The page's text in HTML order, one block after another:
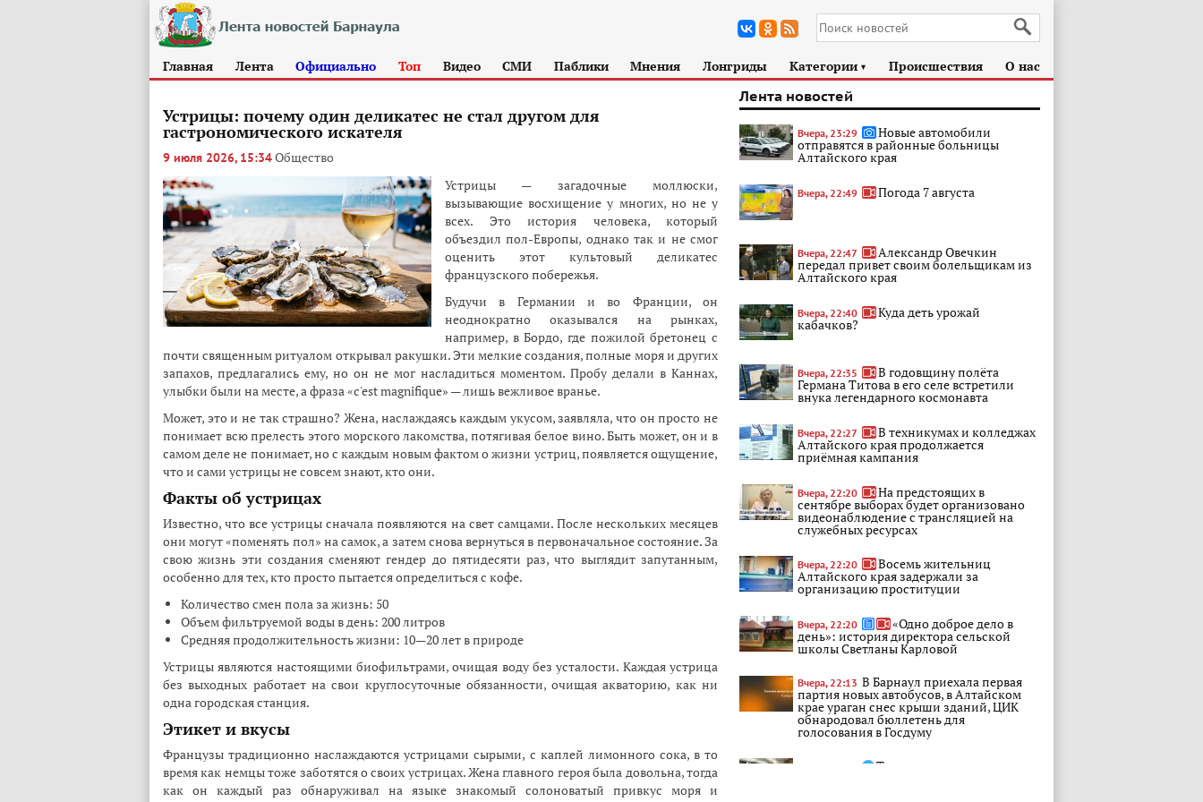
Главная Лента Официально Топ Видео СМИ Паблики Мнения Лонгриды Категории ► Происшествия О нас
Устрицы: почему один деликатес не стал другом для
гастрономического искателя
9 июля 2026, 15:34Общество
Устрицы — загадочные моллюски,
вызывающие восхищение у многих, но не у
всех. Это история человека, который
объездил пол-Европы, однако так и не смог
оценить этот культовый деликатес
французского побережья.
Будучи в Германии и во Франции, он
неоднократно оказывался на рынках,
например, в Бордо, где пожилой бретонец с
почти священным ритуалом открывал ракушки. Эти мелкие создания, полные моря и других
запахов, предлагались ему, но он не мог насладиться моментом. Пробу делали в Каннах,
улыбки были на месте, а фраза «c'est magnifique» — лишь вежливое вранье.
Может, это и не так страшно? Жена, наслаждаясь каждым укусом, заявляла, что он просто не
понимает всю прелесть этого морского лакомства, потягивая белое вино. Быть может, он и в
самом деле не понимает, но с каждым новым фактом о жизни устриц, появляется ощущение,
что и сами устрицы не совсем знают, кто они.
Факты об устрицах
Известно, что все устрицы сначала появляются на свет самцами. После нескольких месяцев
они могут «поменять пол» на самок, а затем снова вернуться в первоначальное состояние. За
свою жизнь эти создания сменяют гендер до пятидесяти раз, что выглядит запутанным,
особенно для тех, кто просто пытается определиться с кофе.
Количество смен пола за жизнь: 50
Объем фильтруемой воды в день: 200 литров
Средняя продолжительность жизни: 10—20 лет в природе
Устрицы являются настоящими биофильтрами, очищая воду без усталости. Каждая устрица
без выходных работает на свои круглосуточные обязанности, очищая акваторию, как ни
одна городская станция.
Этикет и вкусы
Французы традиционно наслаждаются устрицами сырыми, с каплей лимонного сока, в то
время как немцы тоже заботятся о своих устрицах. Жена главного героя была довольна, тогда
как он каждый раз обнаруживал на языке знакомый солоноватый привкус моря и
Лента новостей
Вчера, 23:29 Новые автомобили
отправятся в районные больницы
Алтайского края
Вчера, 22:49 Погода 7 августа
Вчера, 22:47 Александр Овечкин
передал привет своим болельщикам из
Алтайского края
Вчера, 22:40 Куда деть урожай
кабачков?
Вчера, 22:35 В годовщину полёта
Германа Титова в его селе встретили
внука легендарного космонавта
Вчера, 22:27 В техникумах и колледжах
Алтайского края продолжается
приёмная кампания
Вчера, 22:20 На предстоящих в
сентябре выборах будет организовано
видеонаблюдение с трансляцией на
служебных ресурсах
Вчера, 22:20 Восемь жительниц
Алтайского края задержали за
организацию проституции
Вчера, 22:20 «Одно доброе дело в
день»: история директора сельской
школы Светланы Карловой
Вчера, 22:13 В Барнаул приехала первая
партия новых автобусов, в Алтайском
крае ураган снес крыши зданий, ЦИК
обнародовал бюллетень для
голосования в Госдуму
Торговля и наука: